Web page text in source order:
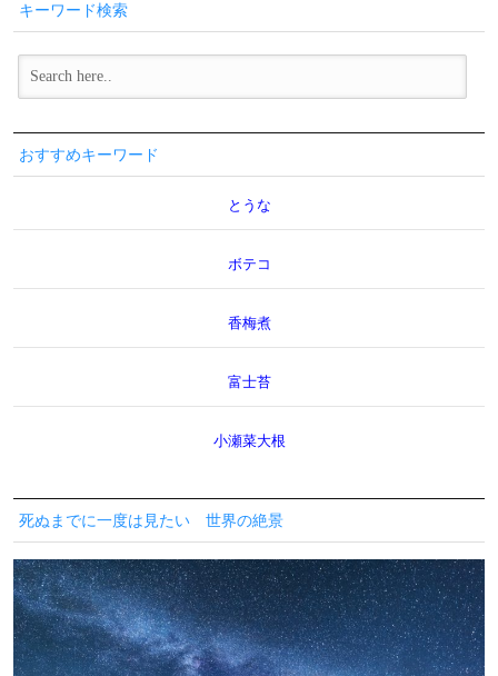
キーワード検索
おすすめキーワード
とうな
ボテコ
香梅煮
富士苔
小瀬菜大根
死ぬまでに一度は見たい 世界の絶景